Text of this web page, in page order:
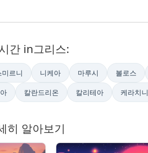
간 in그리스:
르니 니케아 마루시 볼로스
칼란드리온 칼리테아 케라치니
히 알아보기